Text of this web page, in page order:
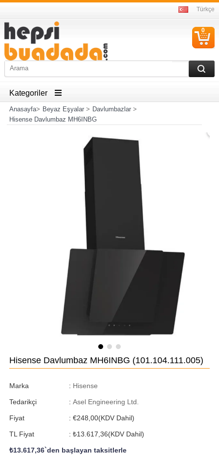
Türkçe
0
Kategoriler
Anasayfa> Beyaz Eşyalar> Davlumbazlar>
Hisense Davlumbaz MH6INBG
Hisense Davlumbaz MH6INBG (101.104.111.005)
Marka : Hisense
Tedarikçi : Asel Engineering Ltd.
Fiyat : €248,00(KDV Dahil)
TL Fiyat : ₺13.617,36(KDV Dahil)
₺13.617,36`den başlayan taksitlerle